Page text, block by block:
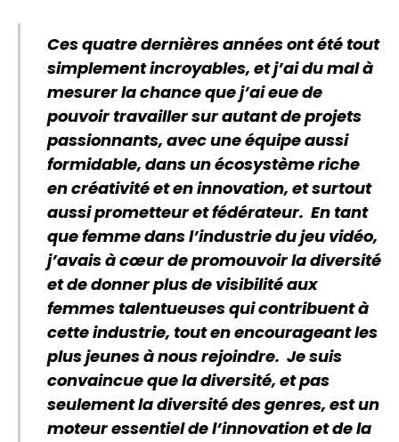
Ces quatre dernières années ont été tout
simplement incroyables, et j’ai du mal à
mesurer la chance que j’ai eue de
pouvoir travailler sur autant de projets
passionnants, avec une équipe aussi
formidable, dans un écosystème riche
en créativité et en innovation, et surtout
aussi prometteur et fédérateur. En tant
que femme dans l’industrie du jeu vidéo,
j’avais à cœur de promouvoir la diversité
et de donner plus de visibilité aux
femmes talentueuses qui contribuent à
cette industrie, tout en encourageant les
plus jeunes à nous rejoindre. Je suis
convaincue que la diversité, et pas
seulement la diversité des genres, est un
moteur essentiel de l’innovation et de la